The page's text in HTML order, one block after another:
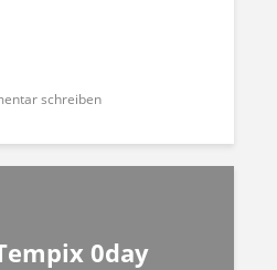
schreiben
0day